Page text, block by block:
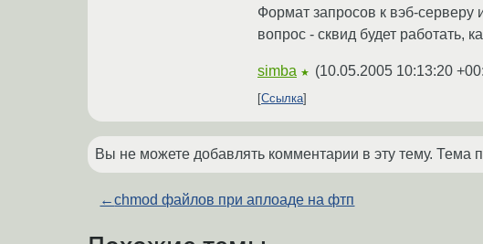
Формат запросов к вэб-
вопрос - сквид будет работать,
simba ★ (10.05.2005 10:13:20
Ссылка
Вы не можете добавлять комментарии в эту тему. Тема
←chmod файлов при аплоаде на фтп